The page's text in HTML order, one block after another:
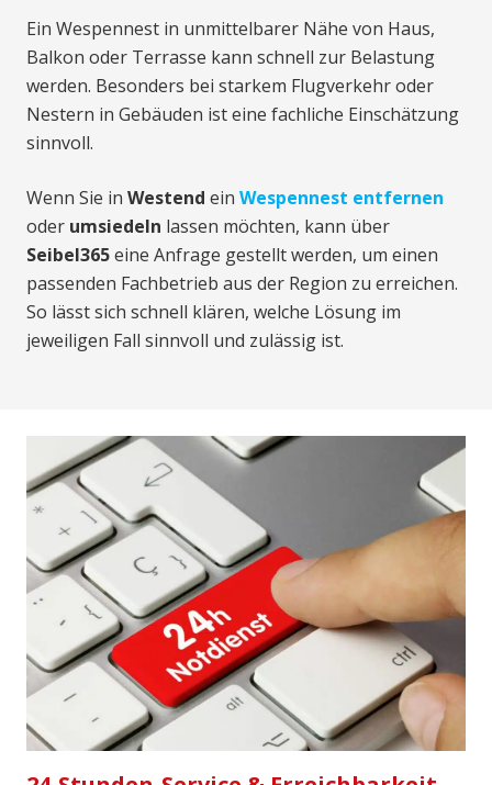
Ein Wespennest in unmittelbarer Nähe von Haus,
Balkon oder Terrasse kann schnell zur Belastung
werden. Besonders bei starkem Flugverkehr oder
Nestern in Gebäuden ist eine fachliche Einschätzung
sinnvoll.
Wenn Sie in Westend ein Wespennest entfernen
oder umsiedeln lassen möchten, kann über
Seibel365eine Anfrage gestellt werden, um einen
passenden Fachbetrieb aus der Region zu erreichen.
So lässt sich schnell klären, welche Lösung im
jeweiligen Fall sinnvoll und zulässig ist.